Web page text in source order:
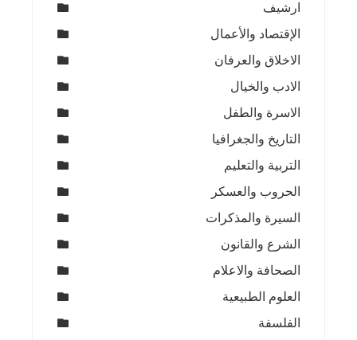
ارشيف
الإقتصاد والأعمال
الاخلاق والعرفان
الادب والخيال
الاسرة والطفل
التاريخ والجغرافيا
التربية والتعليم
الحروب والعسكر
السيرة والمذكرات
الشرع والقانون
الصحافة والاعلام
العلوم الطبيعية
الفلسفة